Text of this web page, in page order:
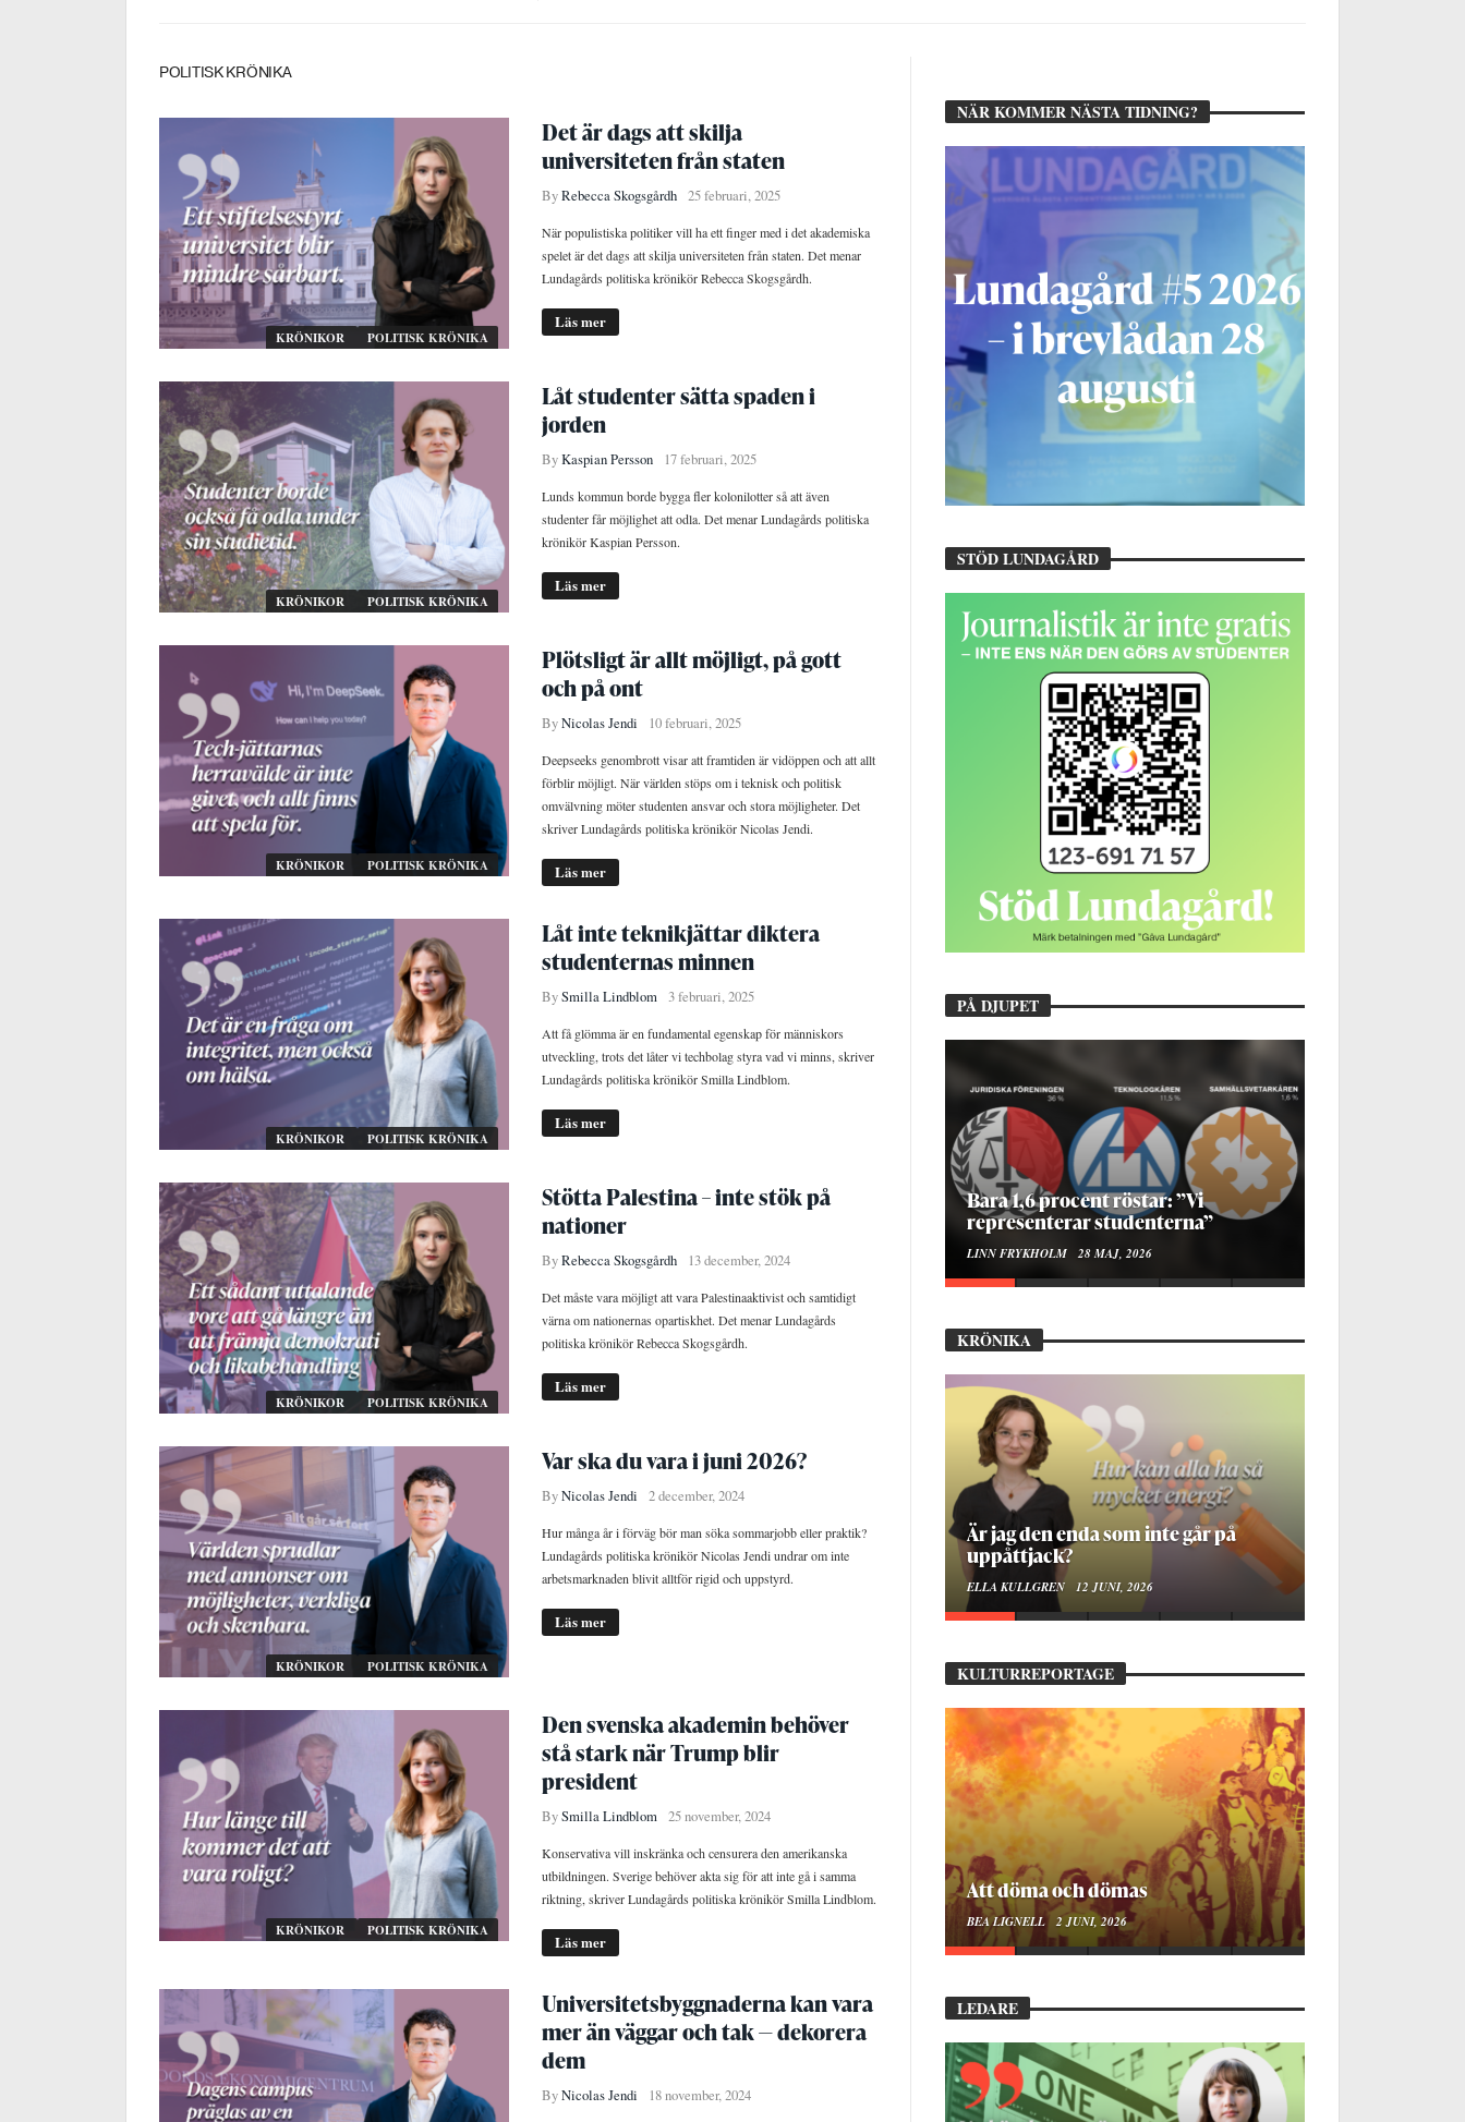
POLITISK KRÖNIKA
KRÖNIKOR POLITISK KRÖNIKA
Det är dags att skilja
universiteten från staten
ByRebecca Skogsgårdh 25 februari, 2025
När populistiska politiker vill ha ett finger med i det akademiska
spelet är det dags att skilja universiteten från staten. Det menar
Lundagårds politiska krönikör Rebecca Skogsgårdh.
Läs mer
KRÖNIKOR POLITISK KRÖNIKA
Låt studenter sätta spaden i
jorden
ByKaspian Persson 17 februari, 2025
Lunds kommun borde bygga fler kolonilotter så att även
studenter får möjlighet att odla. Det menar Lundagårds politiska
krönikör Kaspian Persson.
Läs mer
KRÖNIKOR POLITISK KRÖNIKA
Plötsligt är allt möjligt, på gott
och på ont
ByNicolas Jendi 10 februari, 2025
Deepseeks genombrott visar att framtiden är vidöppen och att allt
förblir möjligt. När världen stöps om i teknisk och politisk
omvälvning möter studenten ansvar och stora möjligheter. Det
skriver Lundagårds politiska krönikör Nicolas Jendi.
Läs mer
KRÖNIKOR POLITISK KRÖNIKA
Låt inte teknikjättar diktera
studenternas minnen
BySmilla Lindblom 3 februari, 2025
Att få glömma är en fundamental egenskap för människors
utveckling, trots det låter vi techbolag styra vad vi minns, skriver
Lundagårds politiska krönikör Smilla Lindblom.
Läs mer
KRÖNIKOR POLITISK KRÖNIKA
Stötta Palestina – inte stök på
nationer
ByRebecca Skogsgårdh 13 december, 2024
Det måste vara möjligt att vara Palestinaaktivist och samtidigt
värna om nationernas opartiskhet. Det menar Lundagårds
politiska krönikör Rebecca Skogsgårdh.
Läs mer
KRÖNIKOR POLITISK KRÖNIKA
Var ska du vara i juni 2026?
ByNicolas Jendi 2 december, 2024
Hur många år i förväg bör man söka sommarjobb eller praktik?
Lundagårds politiska krönikör Nicolas Jendi undrar om inte
arbetsmarknaden blivit alltför rigid och uppstyrd.
Läs mer
KRÖNIKOR POLITISK KRÖNIKA
Den svenska akademin behöver
stå stark när Trump blir
president
BySmilla Lindblom 25 november, 2024
Konservativa vill inskränka och censurera den amerikanska
utbildningen. Sverige behöver akta sig för att inte gå i samma
riktning, skriver Lundagårds politiska krönikör Smilla Lindblom.
Läs mer
Universitetsbyggnaderna kan vara
mer än väggar och tak — dekorera
dem
ByNicolas Jendi 18 november, 2024
NÄR KOMMER NÄSTA TIDNING?
STÖD LUNDAGÅRD
PÅ DJUPET
Hur bygger man en Lundakarneval?
ELISE RALSTON SAMUELSON 24 MAJ, 2026
KRÖNIKA
På stadsbiblioteket hittar jag det
mänskliga
MOA LINDROTH 10 JUNI, 2026
KULTURREPORTAGE
Mellan ånger och ältande
BEA LIGNELL 23 MARS, 2026
LEDARE